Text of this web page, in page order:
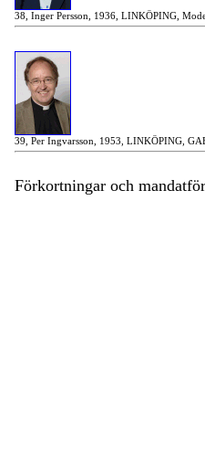
38, Inger Persson, 1936, LINKÖPING,
39, Per Ingvarsson, 1953, LINKÖPING,
Förkortningar och